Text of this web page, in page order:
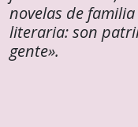
novelas de
literaria: son
gente».